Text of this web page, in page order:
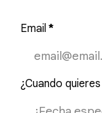
Email *
¿Cuando